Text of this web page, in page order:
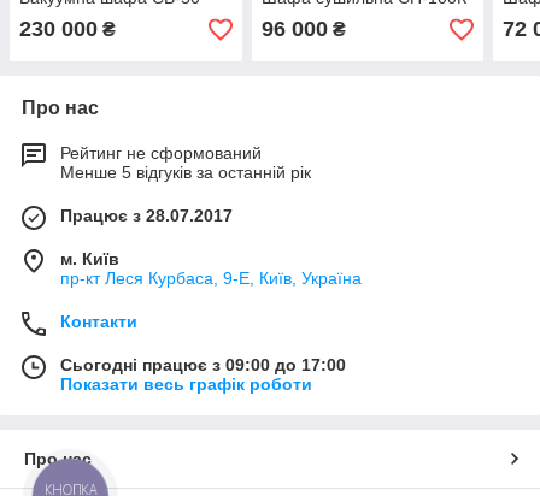
230 000 ₴ 96 000₴ 72
Про нас
Рейтинг не сформований
Менше 5 відгуків за останній рік
Працює з 28.07.2017
м. Київ
пр-кт Леся Курбаса, 9-Е, Київ, Україна
Контакти
Сьогодні працює з 09:00 до 17:00
Показати весь графік роботи
Про нас
КНОПКА